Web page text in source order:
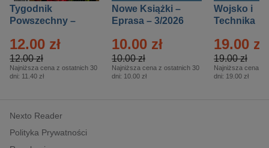
Tygodnik
Powszechny –
12.00 zł
12.00 zł
Najniższa cena z ostatnich 30
dni: 11.40 zł
Nowe Książki –
Eprasa – 3/2026
10.00 zł
10.00 zł
Najniższa cena z ostatnich 30
dni: 10.00 zł
Wojsko i
Technika
– 2/2026
19.00 zł
19.00 zł
Najniższa cena z
dni: 19.00 zł
Nexto Reader
Polityka Prywatności